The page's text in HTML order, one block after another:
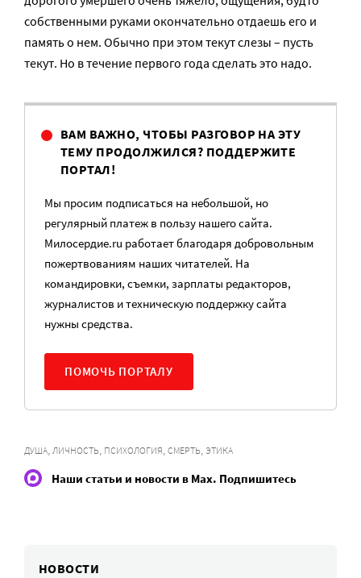
собственными руками окончательно отдаешь его и
память о нем. Обычно при этом текут слезы – пусть
текут. Но в течение первого года сделать это надо.
ВАМ ВАЖНО, ЧТОБЫ РАЗГОВОР НА ЭТУ
ТЕМУ ПРОДОЛЖИЛСЯ? ПОДДЕРЖИТЕ
ПОРТАЛ!
Мы просим подписаться на небольшой, но
регулярный платеж в пользу нашего сайта.
Милосердие.ru работает благодаря добровольным
пожертвованиям наших читателей. На
командировки, съемки, зарплаты редакторов,
журналистов и техническую поддержку сайта
нужны средства.
ПОМОЧЬ ПОРТАЛУ
ДУША, ЛИЧНОСТЬ, ПСИХОЛОГИЯ, СМЕРТЬ, ЭТИКА
Наши статьи и новости в Max. Подпишитесь
НОВОСТИ